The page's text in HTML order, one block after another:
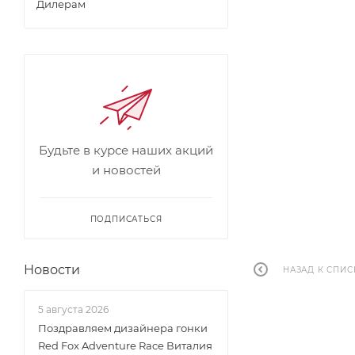
НАЗАД К
Дилерам
Будьте в курсе наших акций
и новостей
ПОДПИСАТЬСЯ
Новости
5 августа 2026
Поздравляем дизайнера гонки
Red Fox Adventure Race Виталия